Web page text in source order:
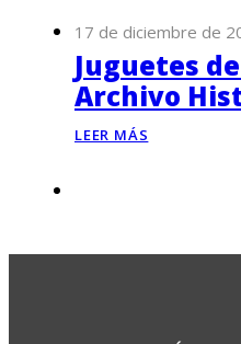
17 de diciembre de
Juguetes
Archivo
LEER MÁS